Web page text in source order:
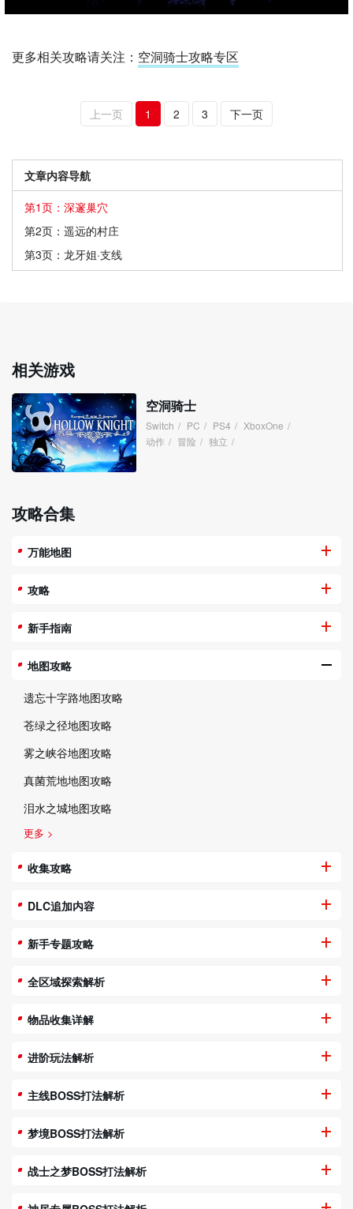
更多相关攻略请关注： 空洞骑士攻略专区
上一页 1 2 3 下一页
文章内容导航
第1页：深邃巢穴
第2页：遥远的村庄
第3页：龙牙姐·支线
相关游戏
空洞骑士
Switch / PC / PS4 / XboxOne /
动作 / 冒险 / 独立 /
攻略合集
万能地图
攻略
新手指南
地图攻略
遗忘十字路地图攻略
苍绿之径地图攻略
雾之峡谷地图攻略
真菌荒地地图攻略
泪水之城地图攻略
更多 >
收集攻略
DLC追加内容
新手专题攻略
全区域探索解析
物品收集详解
进阶玩法解析
主线BOSS打法解析
梦境BOSS打法解析
战士之梦BOSS打法解析